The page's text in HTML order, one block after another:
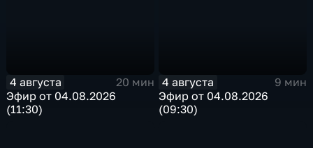
4 августа
20 мин
Эфир от 04.08.2026
(11:30)
4 августа
9 мин
Эфир от 04.08.2026
(09:30)